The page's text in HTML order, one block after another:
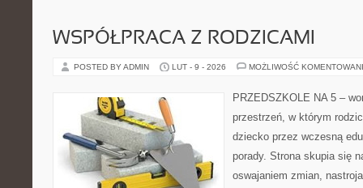
WSPÓŁPRACA Z RODZICAMI
POSTED BY ADMIN LUT - 9 - 2026 MOŻLIWOŚĆ
PRZEDSZKOLE NA 5 –
przestrzeń, w którym
dziecko przez wczesną
porady. Strona skupia się
oswajaniem zmian,